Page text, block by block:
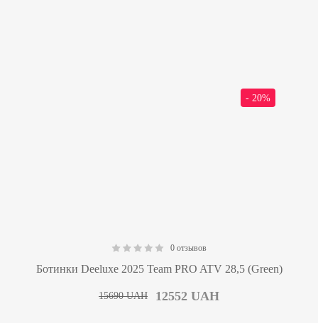
- 20%
0 отзывов
Ботинки Deeluxe 2025 Team PRO ATV 28,5 (Green)
12552UAH
15690UAH